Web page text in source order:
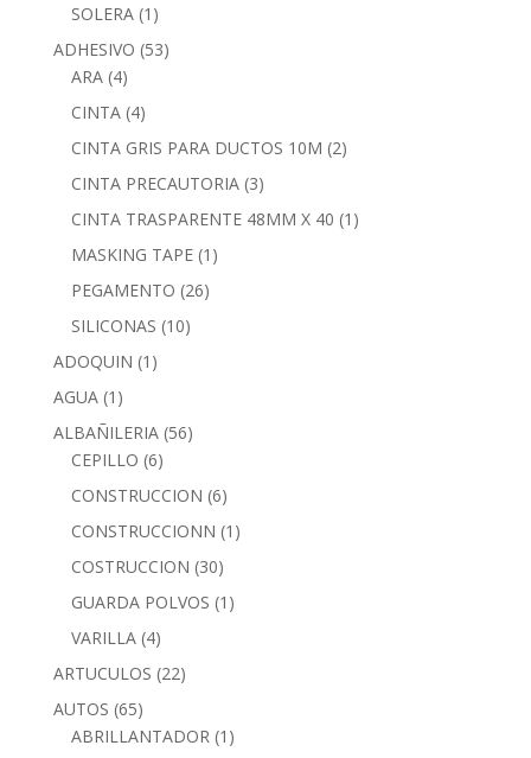
SOLERA (1)
ADHESIVO (53)
ARA (4)
CINTA (4)
CINTA GRIS PARA DUCTOS 10M (2)
CINTA PRECAUTORIA (3)
CINTA TRASPARENTE 48MM X 40 (1)
MASKING TAPE (1)
PEGAMENTO (26)
SILICONAS (10)
ADOQUIN (1)
AGUA (1)
ALBAÑILERIA (56)
CEPILLO (6)
CONSTRUCCION (6)
CONSTRUCCIONN (1)
COSTRUCCION (30)
GUARDA POLVOS (1)
VARILLA (4)
ARTUCULOS (22)
AUTOS (65)
ABRILLANTADOR (1)